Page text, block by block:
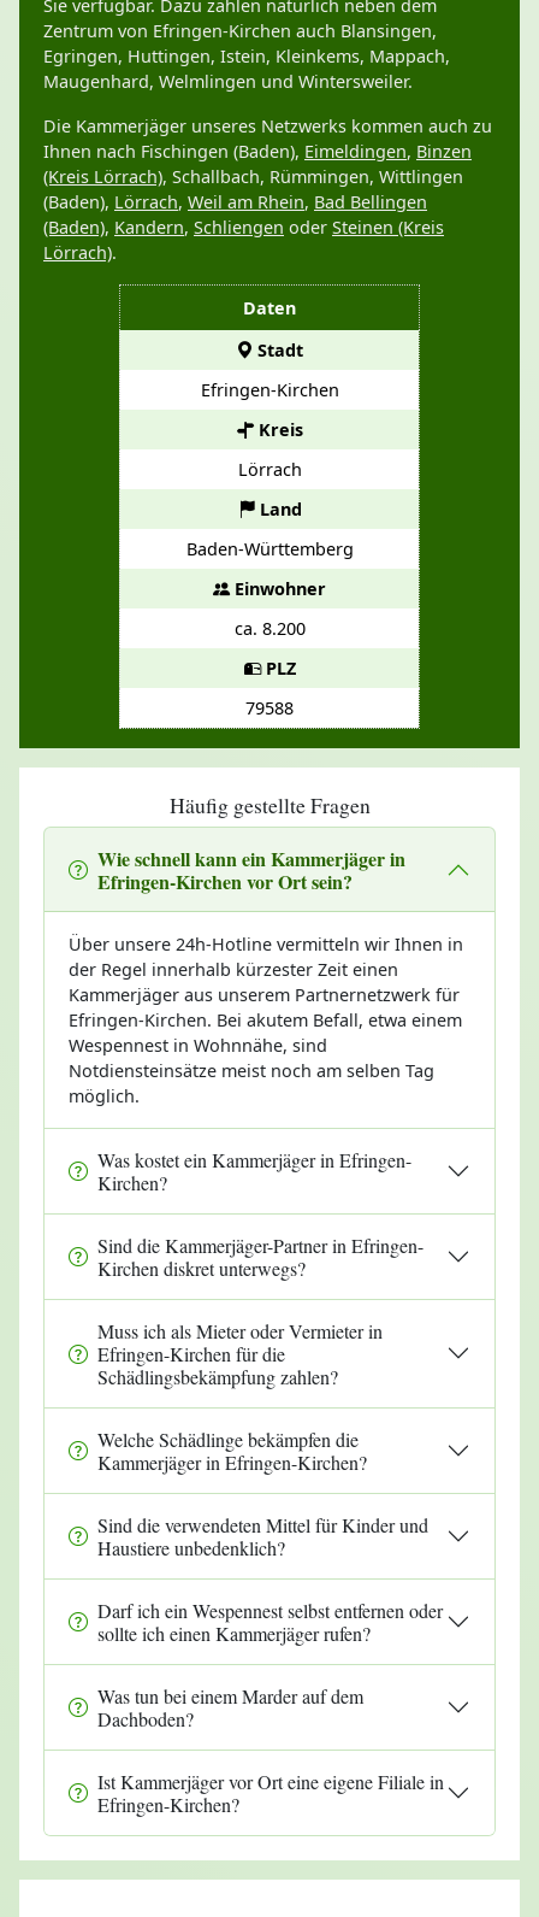
Daten
Stadt
Efringen-Kirchen
Kreis
Lörrach
Land
Baden-Württemberg
Einwohner
ca. 8.200
PLZ
79588
Sie verfügbar. Dazu zählen natürlich neben dem
Zentrum von Efringen-Kirchen auch Blansingen,
Egringen, Huttingen, Istein, Kleinkems, Mappach,
Maugenhard, Welmlingen und Wintersweiler.
Die Kammerjäger unseres Netzwerks kommen auch zu
Ihnen nach Fischingen (Baden), Eimeldingen, Binzen
(Kreis Lörrach), Schallbach, Rümmingen, Wittlingen
(Baden), Lörrach, Weil am Rhein, Bad Bellingen
(Baden), Kandern, Schliengen oder Steinen (Kreis
Lörrach).
Häufig gestellte Fragen
Wie schnell kann ein Kammerjäger in
Efringen-Kirchen vor Ort sein?
Über unsere 24h-Hotline vermitteln wir Ihnen in
der Regel innerhalb kürzester Zeit einen
Kammerjäger aus unserem Partnernetzwerk für
Efringen-Kirchen. Bei akutem Befall, etwa einem
Wespennest in Wohnnähe, sind
Notdiensteinsätze meist noch am selben Tag
möglich.
Was kostet ein Kammerjäger in Efringen-
Kirchen?
Sind die Kammerjäger-Partner in Efringen-
Kirchen diskret unterwegs?
Muss ich als Mieter oder Vermieter in
Efringen-Kirchen für die
Schädlingsbekämpfung zahlen?
Welche Schädlinge bekämpfen die
Kammerjäger in Efringen-Kirchen?
Sind die verwendeten Mittel für Kinder und
Haustiere unbedenklich?
Darf ich ein Wespennest selbst entfernen oder
sollte ich einen Kammerjäger rufen?
Was tun bei einem Marder auf dem
Dachboden?
Ist Kammerjäger vor Ort eine eigene Filiale in
Efringen-Kirchen?